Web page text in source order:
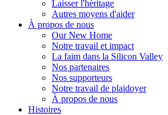
Laisser l'héritage
Autres moyens d'aider
À propos de nous
Our New Home
Notre travail et impact
La faim dans la Silicon Valley
Nos partenaires
Nos supporteurs
Notre travail de plaidoyer
À propos de nous
Histoires